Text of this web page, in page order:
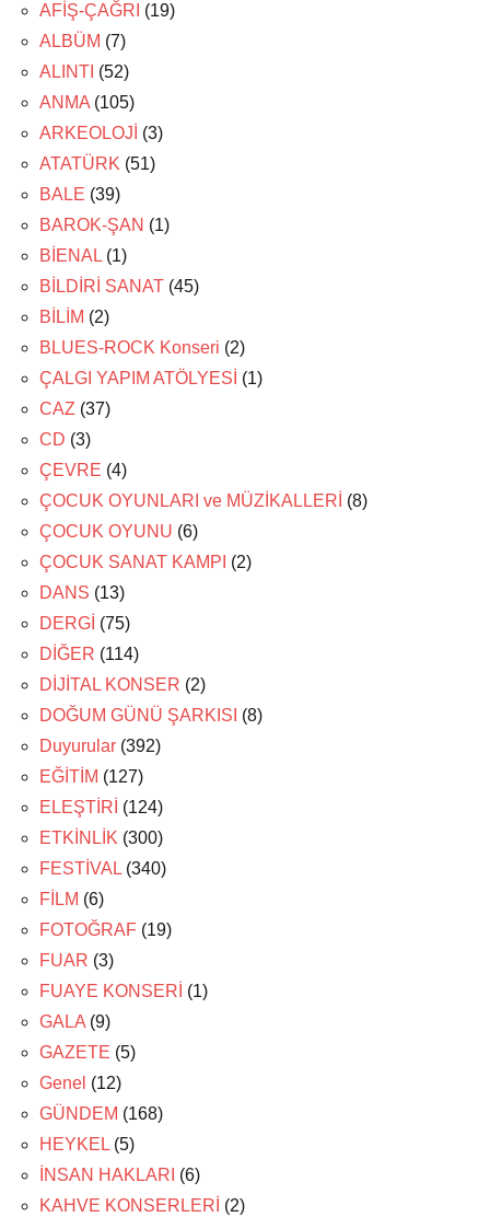
AFİŞ-ÇAĞRI (19)
ALBÜM (7)
ALINTI (52)
ANMA (105)
ARKEOLOJİ (3)
ATATÜRK (51)
BALE (39)
BAROK-ŞAN (1)
BİENAL (1)
BİLDİRİ SANAT (45)
BİLİM (2)
BLUES-ROCK Konseri (2)
ÇALGI YAPIM ATÖLYESİ (1)
CAZ (37)
CD (3)
ÇEVRE (4)
ÇOCUK OYUNLARI ve MÜZİKALLERİ (8)
ÇOCUK OYUNU (6)
ÇOCUK SANAT KAMPI (2)
DANS (13)
DERGİ (75)
DİĞER (114)
DİJİTAL KONSER (2)
DOĞUM GÜNÜ ŞARKISI (8)
Duyurular (392)
EĞİTİM (127)
ELEŞTİRİ (124)
ETKİNLİK (300)
FESTİVAL (340)
FİLM (6)
FOTOĞRAF (19)
FUAR (3)
FUAYE KONSERİ (1)
GALA (9)
GAZETE (5)
Genel (12)
GÜNDEM (168)
HEYKEL (5)
İNSAN HAKLARI (6)
KAHVE KONSERLERİ (2)